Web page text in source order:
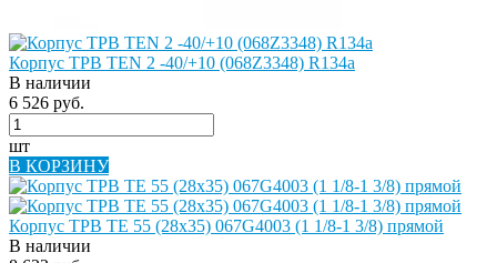
Корпус ТРВ TEN 2 -40/+10 (068Z3348) R134a
В наличии
6 526 руб.
шт
В КОРЗИНУ
Корпус ТРВ TE 55 (28х35) 067G4003 (1 1/8-1 3/8) прямой
В наличии